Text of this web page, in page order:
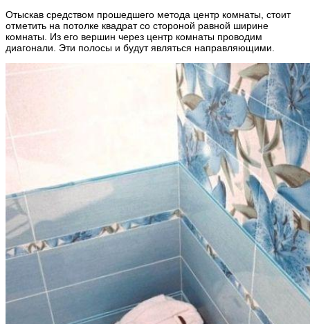
Отыскав средством прошедшего метода центр комнаты, стоит
отметить на потолке квадрат со стороной равной ширине
комнаты. Из его вершин через центр комнаты проводим
диагонали. Эти полосы и будут являться направляющими.